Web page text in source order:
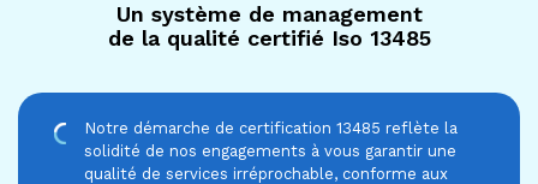
Un système de management
de la qualité certifié Iso 13485
Notre démarche de certification 13485 reflète la
solidité de nos engagements à vous garantir une
qualité de services irréprochable, conforme aux